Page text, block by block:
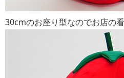
30cmのお座り型なのでお店の